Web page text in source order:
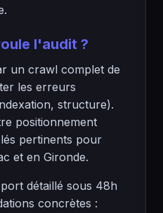
l'audit ?
un crawl complet de
les erreurs
structure).
positionnement
pertinents pour
et en Gironde.
détaillé sous 48h
concrètes :